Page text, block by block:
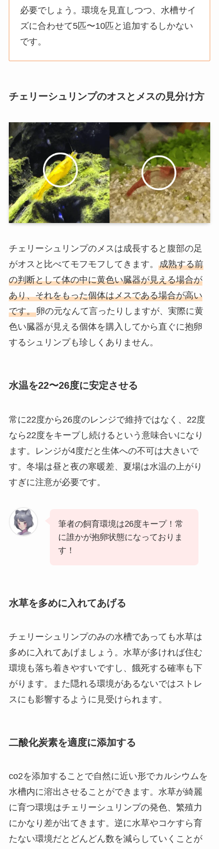
必要でしょう。環境を見直しつつ、水槽サイ
ズに合わせて5匹〜10匹と追加するしかない
です。
チェリーシュリンプのオスとメスの見分け方
チェリーシュリンプのメスは成長すると腹部の足
がオスと比べてモフモフしてきます。 成熟する前
の判断として体の中に黄色い臓器が見える場合が
あり、それをもった個体はメスである場合が高い
です。卵の元なんて言ったりしますが、実際に黄
色い臓器が見える個体を購入してから直ぐに抱卵
するシュリンプも珍しくありません。
水温を22〜26度に安定させる
常に22度から26度のレンジで維持ではなく、22度
なら22度をキープし続けるという意味合いになり
ます。レンジが4度だと生体への不可は大きいで
す。冬場は昼と夜の寒暖差、夏場は水温の上がり
すぎに注意が必要です。
筆者の飼育環境は26度キープ！常
に誰かが抱卵状態になっておりま
す！
水草を多めに入れてあげる
チェリーシュリンプのみの水槽であっても水草は
多めに入れてあげましょう。水草が多ければ住む
環境も落ち着きやすいですし、餓死する確率も下
がります。また隠れる環境があるないではストレ
スにも影響するように見受けられます。
二酸化炭素を適度に添加する
co2を添加することで自然に近い形でカルシウムを
水槽内に溶出させることができます。水草が綺麗
に育つ環境はチェリーシュリンプの発色、繁殖力
にかなり差が出てきます。逆に水草やコケすら育
たない環境だとどんどん数を減らしていくことが